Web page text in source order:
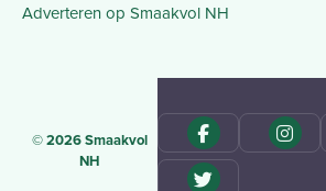
Adverteren op Smaakvol NH
© 2026 Smaakvol
NH